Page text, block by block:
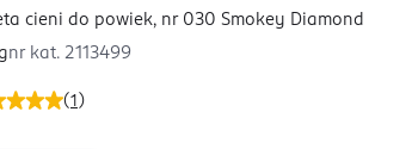
(1 )
cieni do powiek, nr 030 Smokey Diamond
nr kat. 2113499